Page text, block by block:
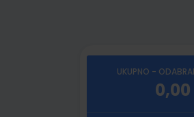
UKUPNO -